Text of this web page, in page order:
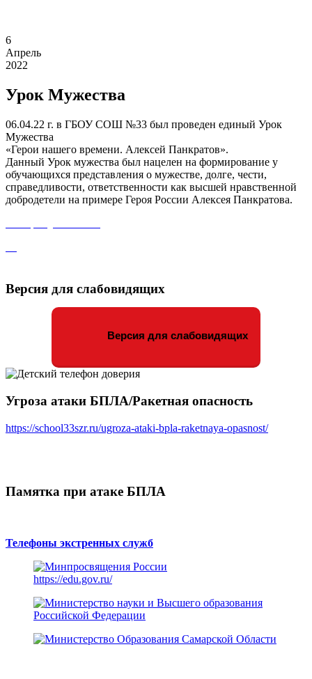
6
Апрель
2022
Урок Мужества
06.04.22 г. в ГБОУ СОШ №33 был проведен единый Урок
Мужества
«Герои нашего времени. Алексей Панкратов».
Данный Урок мужества был нацелен на формирование у
обучающихся представления о мужестве, долге, чести,
справедливости, ответственности как высшей нравственной
добродетели на примере Героя России Алексея Панкратова.
Версия для слабовидящих
Версия для слабовидящих
Угроза атаки БПЛА/Ракетная опасность
https://school33szr.ru/ugroza-ataki-bpla-raketnaya-opasnost/
Памятка при атаке БПЛА
Телефоны экстренных служб
https://edu.gov.ru/